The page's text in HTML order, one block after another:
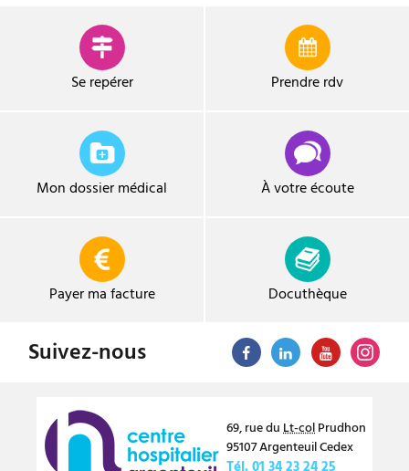
Se repérer Prendre rdv
Mon dossier médical À votre écoute
Payer ma facture Docuthèque
Suivez-nous
69, rue du Lt-colPrudhon
95107ArgenteuilCedex
Tél.01 34 23 24 25